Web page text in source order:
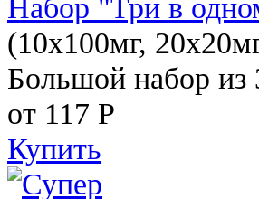
(10x100мг,
Большой набор из
от 117 Р
Купить